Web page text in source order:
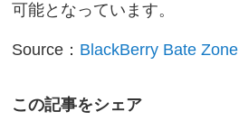
可能となっています。
Source： BlackBerry Bate Zone
この記事をシェア